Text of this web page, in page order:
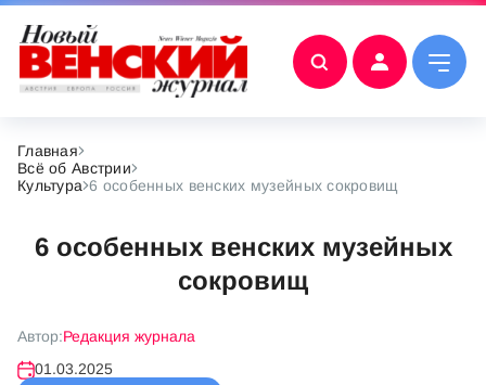
Главная
Всё об Австрии
Культура 6 особенных венских музейных сокровищ
6 особенных венских музейных
сокровищ
Автор:Редакция журнала
01.03.2025